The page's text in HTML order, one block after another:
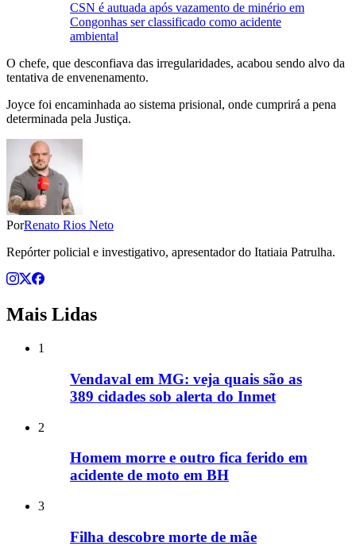
CSN é autuada após vazamento de minério em
Congonhas ser classificado como acidente
ambiental
O chefe, que desconfiava das irregularidades, acabou sendo alvo da
tentativa de envenenamento.
Joyce foi encaminhada ao sistema prisional, onde cumprirá a pena
determinada pela Justiça.
PorRenato Rios Neto
Repórter policial e investigativo, apresentador do Itatiaia Patrulha.
Mais Lidas
1
Vendaval em MG: veja quais são as
389 cidades sob alerta do Inmet
2
Homem morre e outro fica ferido em
acidente de moto em BH
3
Filha descobre morte de mãe